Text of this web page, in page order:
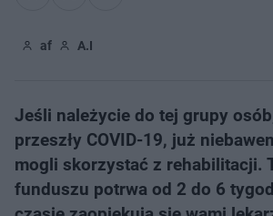
af A.I
Jeśli należycie do tej grupy
przeszły COVID-19, już
mogli skorzystać z rehabilitacji.
funduszu potrwa od 2 do 6